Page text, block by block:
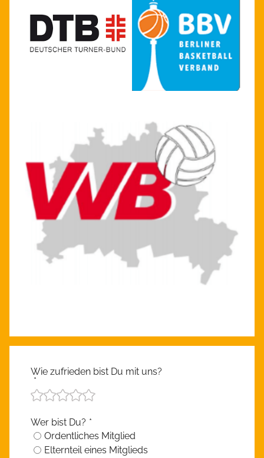
Wie zufrieden bist Du mit uns?
*
Wer bist Du? *
Ordentliches Mitglied
Elternteil eines Mitglieds